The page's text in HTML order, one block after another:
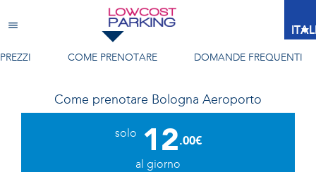
Bologna Aeroporto
PREZZI COME PRENOTARE DOMANDE FREQUENTI
Come prenotare Bologna Aeroporto
solo 12.00€
al giorno